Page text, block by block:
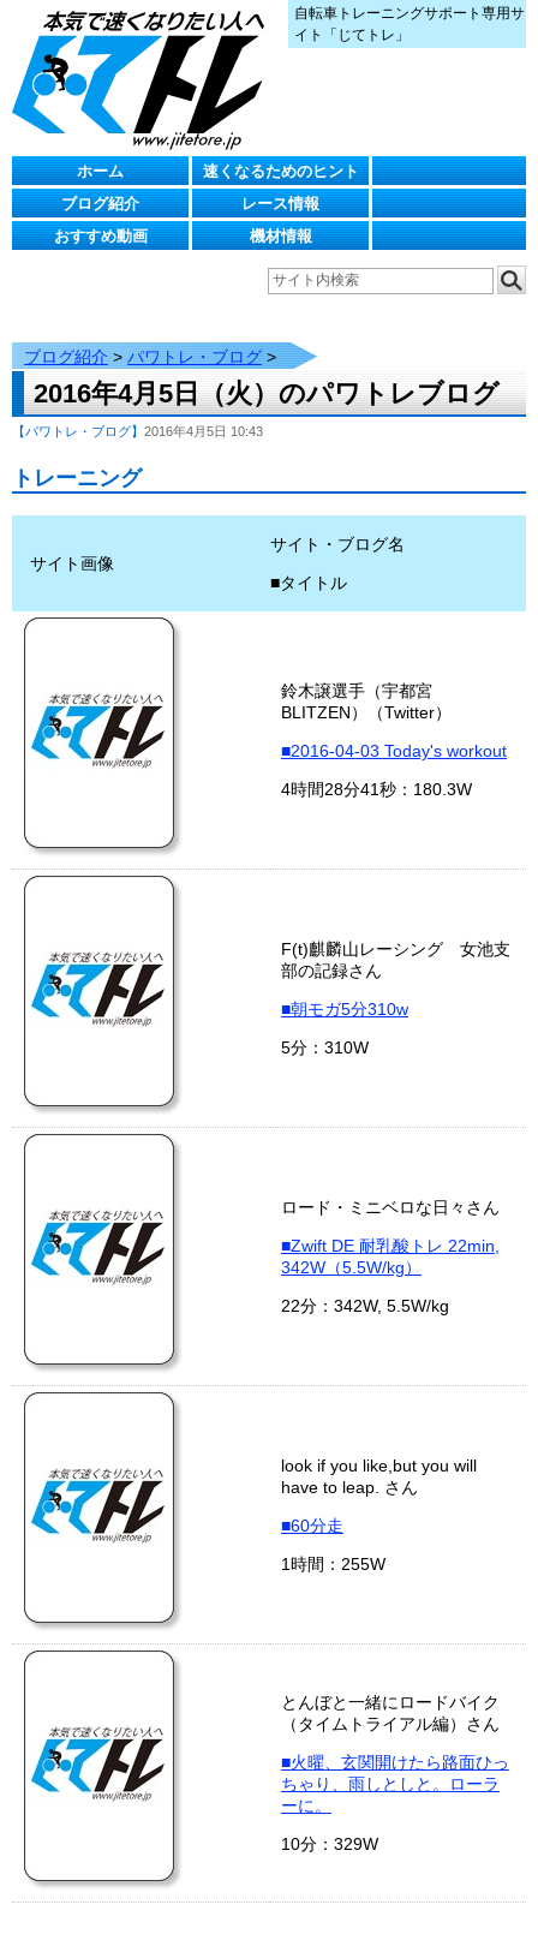
自転車トレーニングサポート専用サ
イト「じてトレ」
ホーム
速くなるためのヒント
ブログ紹介
レース情報
おすすめ動画
機材情報
ブログ紹介 > パワトレ・ブログ>
2016年4月5日（火）のパワトレブログ
【パワトレ・ブログ】 2016年4月5日 10:43
トレーニング
サイト画像
サイト・ブログ名
■タイトル
鈴木譲選手（宇都宮
BLITZEN）（Twitter）
■2016-04-03 Today's workout
4時間28分41秒：180.3W
F(t)麒麟山レーシング 女池支
部の記録さん
■朝モガ5分310w
5分：310W
ロード・ミニベロな日々さん
■Zwift DE 耐乳酸トレ 22min,
342W（5.5W/kg）
22分：342W, 5.5W/kg
look if you like,but you will
have to leap. さん
■60分走
1時間：255W
とんぼと一緒にロードバイク
（タイムトライアル編）さん
■火曜、玄関開けたら路面ひっ
ちゃり、雨しとしと。ローラ
ーに。
10分：329W